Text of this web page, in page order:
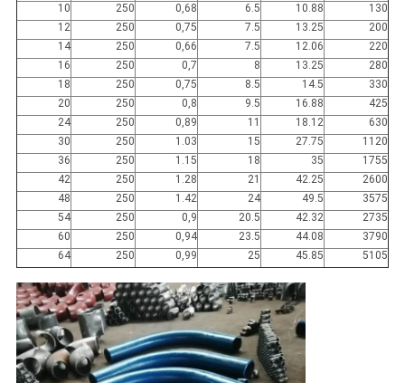
10
250 0,68 6.5 10.88
130
12
250 0,75 7.5 13.25
200
14
250 0,66 7.5 12.06
220
16
250 0,7 8 13.25
280
18
250 0,75 8.5 14.5
330
20
250 0,8 9.5 16.88
425
24
250 0,89 11 18.12
630
30
250 1.03 15 27.75
1120
36
250 1.15 18 35
1755
42
250 1.28 21 42.25
2600
48
250 1.42 24 49.5
3575
54
250 0,9 20.5 42.32
2735
60
250 0,94 23.5 44.08
3790
64
250 0,99 25 45.85 5105